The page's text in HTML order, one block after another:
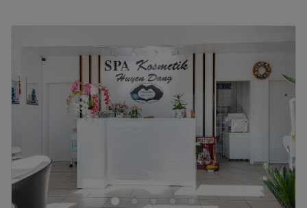
Donnerstag
19:30
Freitag
09:30–19:30
Samstag
10:00
Sonntag
Geschlossen
Lilou ist ein eleganter Nagelstudio, der sich in der
pulsierenden Stadt Berlin befindet. Mit einem modernen
und stilvollen Interieur bietet dieser Salon seinen Kunden
eine einladende Atmosphäre, in der sie sich entspannen